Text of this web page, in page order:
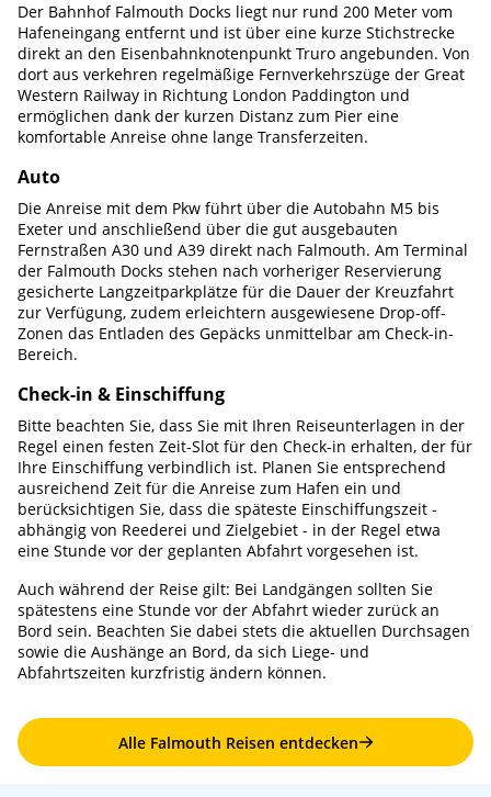
Der Bahnhof Falmouth Docks liegt nur rund 200 Meter vom
Hafeneingang entfernt und ist über eine kurze Stichstrecke
direkt an den Eisenbahnknotenpunkt Truro angebunden. Von
dort aus verkehren regelmäßige Fernverkehrszüge der Great
Western Railway in Richtung London Paddington und
ermöglichen dank der kurzen Distanz zum Pier eine
komfortable Anreise ohne lange Transferzeiten.
Auto
Die Anreise mit dem Pkw führt über die Autobahn M5 bis
Exeter und anschließend über die gut ausgebauten
Fernstraßen A30 und A39 direkt nach Falmouth. Am Terminal
der Falmouth Docks stehen nach vorheriger Reservierung
gesicherte Langzeitparkplätze für die Dauer der Kreuzfahrt
zur Verfügung, zudem erleichtern ausgewiesene Drop-off-
Zonen das Entladen des Gepäcks unmittelbar am Check-in-
Bereich.
Check-in & Einschiffung
Bitte beachten Sie, dass Sie mit Ihren Reiseunterlagen in der
Regel einen festen Zeit-Slot für den Check-in erhalten, der für
Ihre Einschiffung verbindlich ist. Planen Sie entsprechend
ausreichend Zeit für die Anreise zum Hafen ein und
berücksichtigen Sie, dass die späteste Einschiffungszeit -
abhängig von Reederei und Zielgebiet - in der Regel etwa
eine Stunde vor der geplanten Abfahrt vorgesehen ist.
Auch während der Reise gilt: Bei Landgängen sollten Sie
spätestens eine Stunde vor der Abfahrt wieder zurück an
Bord sein. Beachten Sie dabei stets die aktuellen Durchsagen
sowie die Aushänge an Bord, da sich Liege- und
Abfahrtszeiten kurzfristig ändern können.
Alle Falmouth Reisen entdecken